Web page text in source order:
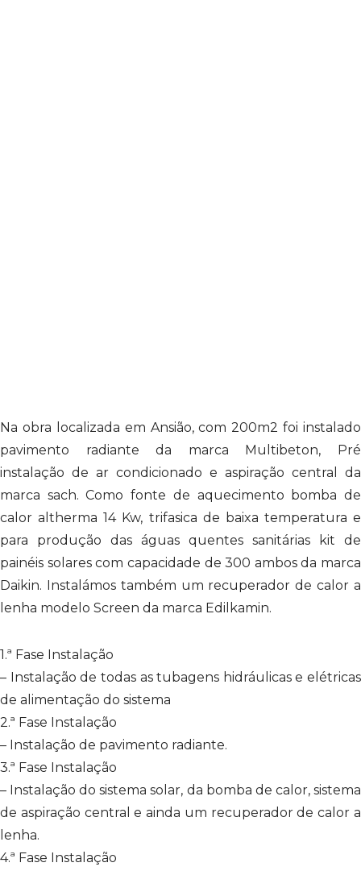
Na obra localizada em Ansião, com 200m2 foi instalado
pavimento radiante da marca Multibeton, Pré
instalação de ar condicionado e aspiração central da
marca sach. Como fonte de aquecimento bomba de
calor altherma 14 Kw, trifasica de baixa temperatura e
para produção das águas quentes sanitárias kit de
painéis solares com capacidade de 300 ambos da marca
Daikin. Instalámos também um recuperador de calor a
lenha modelo Screen da marca Edilkamin.
1.ª Fase Instalação
– Instalação de todas as tubagens hidráulicas e elétricas
de alimentação do sistema
2.ª Fase Instalação
– Instalação de pavimento radiante.
3.ª Fase Instalação
– Instalação do sistema solar, da bomba de calor, sistema
de aspiração central e ainda um recuperador de calor a
lenha.
4.ª Fase Instalação